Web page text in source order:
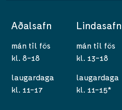
Aðalsafn
mán til fös
kl. 8-18
laugardaga
kl. 11-17
Lindasafn
mán til fös
kl. 13-18
laugardaga
kl. 11-15*